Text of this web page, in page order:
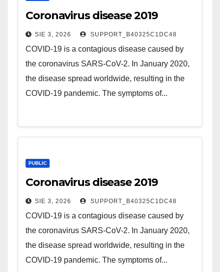
Coronavirus disease 2019
SIE 3, 2026 SUPPORT_B40325C1DC48
COVID-19 is a contagious disease caused by
the coronavirus SARS-CoV-2. In January 2020,
the disease spread worldwide, resulting in the
COVID-19 pandemic. The symptoms of...
PUBLIC
Coronavirus disease 2019
SIE 3, 2026 SUPPORT_B40325C1DC48
COVID-19 is a contagious disease caused by
the coronavirus SARS-CoV-2. In January 2020,
the disease spread worldwide, resulting in the
COVID-19 pandemic. The symptoms of...